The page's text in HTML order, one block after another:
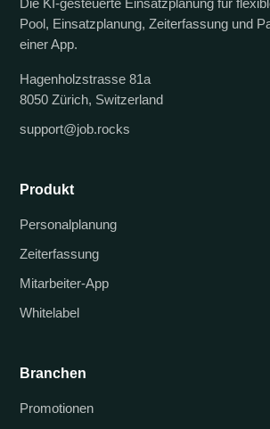
Die KI-gesteuerte Einsatzplanung für
Pool, Einsatzplanung, Zeiterfassung und
einer App.
Hagenholzstrasse 81a
8050 Zürich, Switzerland
support@job.rocks
Produkt
Personalplanung
Zeiterfassung
Mitarbeiter-App
Whitelabel
Branchen
Promotionen